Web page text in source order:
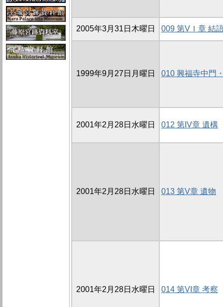
2005年3月31日木曜日 009 第VＩ章 結
1999年9月27日月曜日 010 興福寺中門
2001年2月28日水曜日 012 第IV章 遺構
2001年2月28日水曜日 013 第V章 遺物
2001年2月28日水曜日 014 第VI章 考察